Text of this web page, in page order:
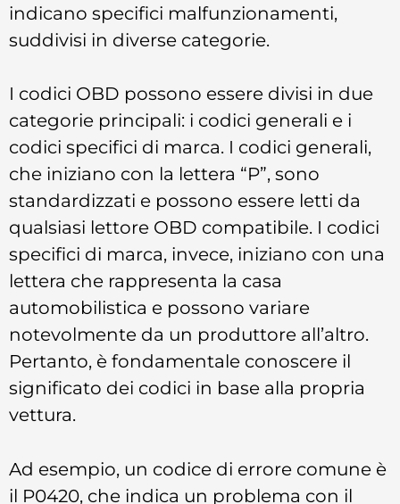
indicano specifici malfunzionamenti,
suddivisi in diverse categorie.
I codici OBD possono essere divisi in due
categorie principali: i codici generali e i
codici specifici di marca. I codici generali,
che iniziano con la lettera “P”, sono
standardizzati e possono essere letti da
qualsiasi lettore OBD compatibile. I codici
specifici di marca, invece, iniziano con una
lettera che rappresenta la casa
automobilistica e possono variare
notevolmente da un produttore all’altro.
Pertanto, è fondamentale conoscere il
significato dei codici in base alla propria
vettura.
Ad esempio, un codice di errore comune è
il P0420, che indica un problema con il